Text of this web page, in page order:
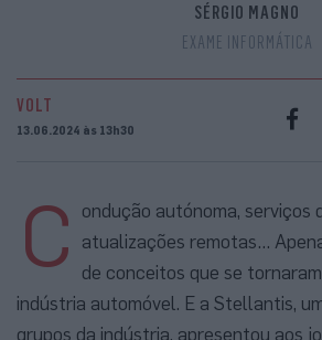
SÉRGIO MAGNO
EXAME INFORMÁTICA
VOLT
13.06.2024 às 13h30
C
ondução autónoma, serviços
atualizações remotas…
de conceitos que se
indústria automóvel. E a Stellantis,
grupos da indústria, apresentou aos